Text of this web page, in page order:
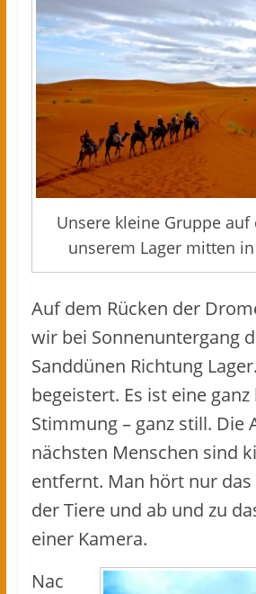
Unsere kleine Gruppe auf
unserem Lager mitten
Auf dem Rücken der
wir bei Sonnenuntergang
Sanddünen Richtung
begeistert. Es ist eine
Stimmung – ganz still. Die
nächsten Menschen sind
entfernt. Man hört nur das
der Tiere und ab und zu
einer Kamera.
Nac